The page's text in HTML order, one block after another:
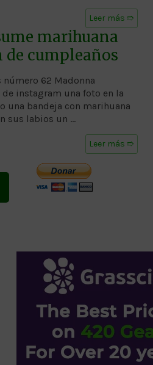
Leer más ➱
marihuana
de cumpleaños
62 Madonna
instagram una foto en la
una bandeja con marihuana
sus labios un …
Leer más ➱